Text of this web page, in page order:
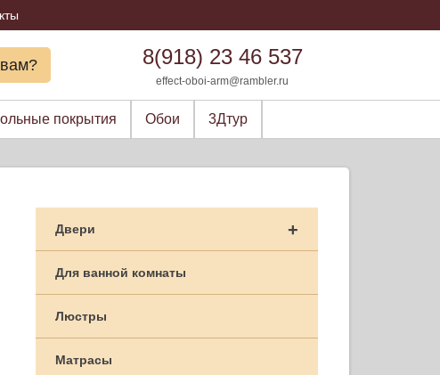
8(918) 23 46 537
effect-oboi-arm@rambler.ru
покрытия Обои 3Дтур
+
Двери
Для ванной комнаты
Люстры
Матрасы